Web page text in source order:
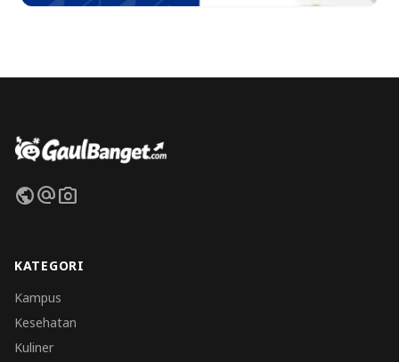
publicalternate_emailphoto_camera
KATEGORI
Kampus
Kesehatan
Kuliner